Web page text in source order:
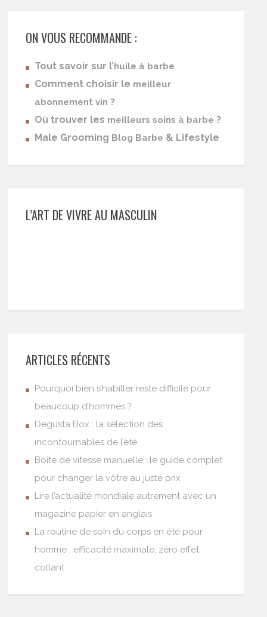
ON VOUS RECOMMANDE :
Tout savoir sur l’huile à barbe
Comment choisir le meilleur
abonnement vin ?
Où trouver les meilleurs soins à barbe ?
Male Grooming Blog Barbe & Lifestyle
L’ART DE VIVRE AU MASCULIN
ARTICLES RÉCENTS
Pourquoi bien s’habiller reste difficile pour
beaucoup d’hommes ?
Degusta Box : la sélection des
incontournables de l’été
Boîte de vitesse manuelle : le guide complet
pour changer la vôtre au juste prix
Lire l’actualité mondiale autrement avec un
magazine papier en anglais
La routine de soin du corps en été pour
homme : efficacité maximale, zéro effet
collant